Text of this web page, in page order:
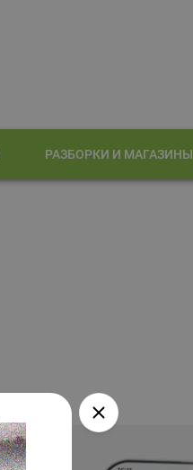
РАЗБОРКИ И МАГАЗИНЫ